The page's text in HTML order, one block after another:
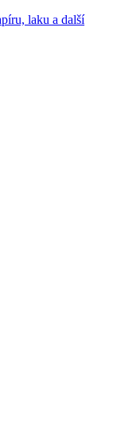
laku a další